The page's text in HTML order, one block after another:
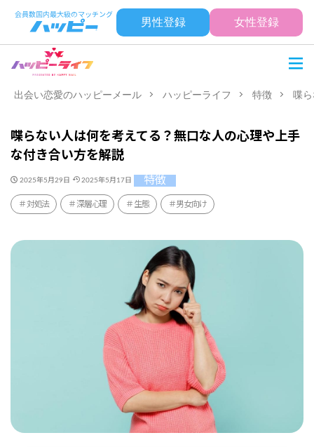
男性登録 女性登録
出会い恋愛のハッピーメール ハッピーライフ 特徴 喋
喋らない人は何を考えてる？無口な人の心理や上手
な付き合い方を解説
2025年5月29日 2025年5月17日 特徴
対処法 深層心理 生態 男女向け